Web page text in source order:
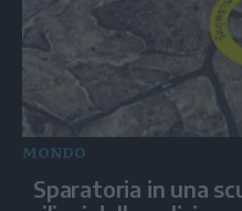
MONDO
Sparatoria in una